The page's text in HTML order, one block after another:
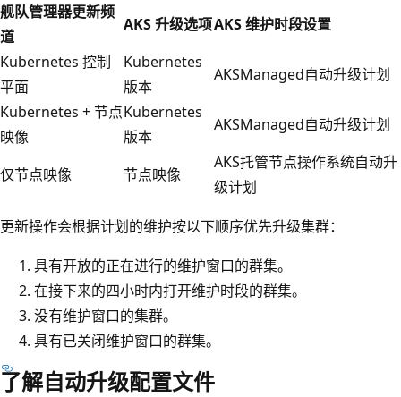
舰队管理器更新频
道
AKS 升级选项AKS 维护时段设置
Kubernetes 控制
平面
Kubernetes
版本
AKSManaged自动升级计划
Kubernetes + 节点
映像
Kubernetes
版本
AKSManaged自动升级计划
仅节点映像 节点映像
AKS托管节点操作系统自动升
级计划
更新操作会根据计划的维护按以下顺序优先升级集群：
具有开放的正在进行的维护窗口的群集。
在接下来的四小时内打开维护时段的群集。
没有维护窗口的集群。
具有已关闭维护窗口的群集。
了解自动升级配置文件